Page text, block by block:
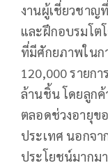
งานผู้เชี่ยวชาญ
และฝึกอบรมโต
ที่มีศักยภาพในก
120,000 รายก
ล้านชิ้น โดยลูก
ตลอดช่วงอายุข
ประเทศ นอกจา
ประโยชน์มากม